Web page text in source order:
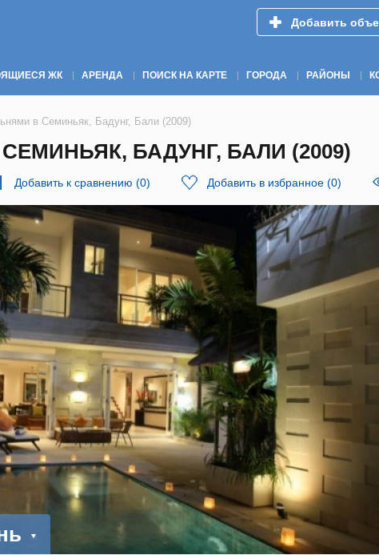
Добавить
ЖК АРЕНДА ПОИСК НА КАРТЕ ГОРОДА РАЙОНЫ
в Семиньяк, Бадунг, Бали (2009)
БАДУНГ, БАЛИ (2009)
Добавить к сравнению (0) Добавить в избранное (0)